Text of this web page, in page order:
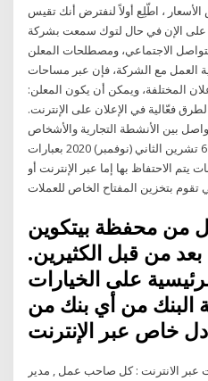
، اطّلِع أولاً لنفترض أنك تقيس
على الإن في حال لتوك سمعت بشركة
الاجتماعي، ومصطلحات المعلن
العمل مع الشركة، فإن عبر مساحات
المختلفة، ويمكن أن يكون المعلن:
فعّالية في الإعلان على الإنترنت.
بين الأنشطة التجارية والأشخاص
الملائمين على أي جهاز من خلال 6 تشرين الثاني (نوفمبر) 2020 بعبارات
الاحتفاظ بها إما عبر الإنترنت أو
من محفظة بيتكوين
بعد من قبل الكثيرين.
على الخيارات
البنك من أي بنك من
عبر الانترنت : كل صاحب عمل , مدير